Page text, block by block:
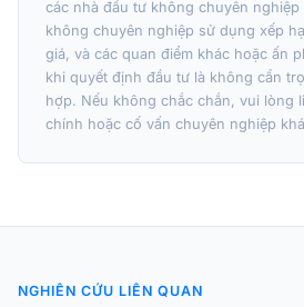
các nhà đầu tư không chuyên nghiệp
không chuyên nghiệp sử dụng xếp
giá, và các quan điểm khác hoặc ấn
khi quyết định đầu tư là không cẩn
hợp. Nếu không chắc chắn, vui lòng
chính hoặc cố vấn chuyên nghiệp
NGHIÊN CỨU LIÊN QUAN